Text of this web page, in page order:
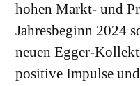
hohen Markt- und
Jahresbeginn 2024
neuen Egger-
positive Impulse